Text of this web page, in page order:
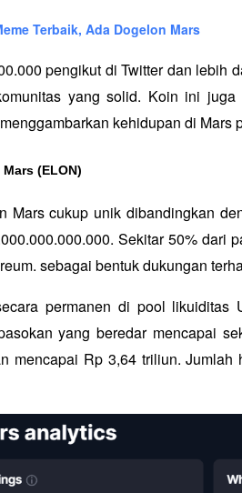
Terbaik, Ada Dogelon Mars
pengikut di Twitter dan lebih
yang solid. Koin ini
kehidupan di Mars
(ELON)
Mars cukup unik dibandingkan
Sekitar 50% dari
sebagai bentuk dukungan
permanen di pool likuiditas
yang beredar mencapai
mencapai Rp 3,64 triliun.